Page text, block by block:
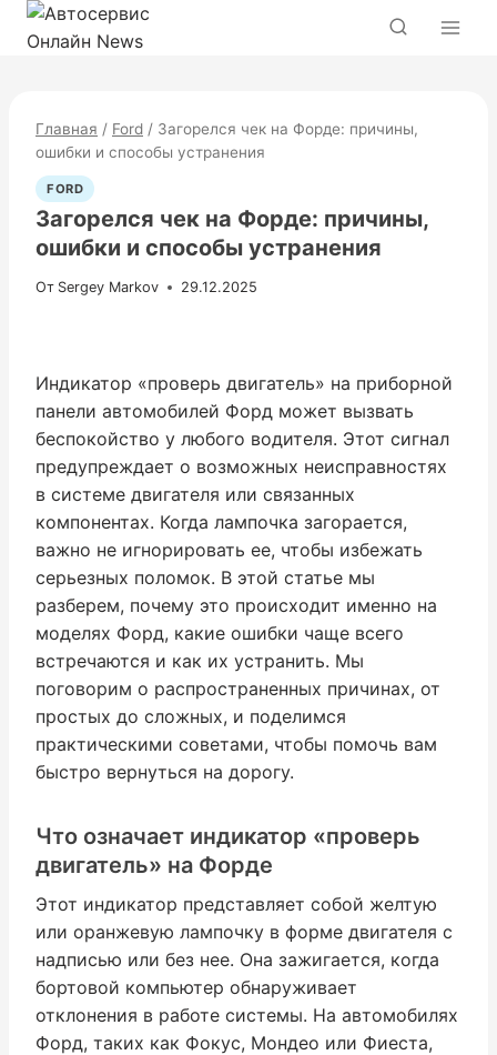
Перейти
Главная / Ford / Загорелся чек на Форде: причины,
ошибки и способы устранения
FORD
Загорелся чек на Форде: причины,
ошибки и способы устранения
От Sergey Markov 29.12.2025
Индикатор «проверь двигатель» на приборной
панели автомобилей Форд может вызвать
беспокойство у любого водителя. Этот сигнал
предупреждает о возможных неисправностях
в системе двигателя или связанных
компонентах. Когда лампочка загорается,
важно не игнорировать ее, чтобы избежать
серьезных поломок. В этой статье мы
разберем, почему это происходит именно на
моделях Форд, какие ошибки чаще всего
встречаются и как их устранить. Мы
поговорим о распространенных причинах, от
простых до сложных, и поделимся
практическими советами, чтобы помочь вам
быстро вернуться на дорогу.
Что означает индикатор «проверь
двигатель» на Форде
Этот индикатор представляет собой желтую
или оранжевую лампочку в форме двигателя с
надписью или без нее. Она зажигается, когда
бортовой компьютер обнаруживает
отклонения в работе системы. На автомобилях
Форд, таких как Фокус, Мондео или Фиеста,